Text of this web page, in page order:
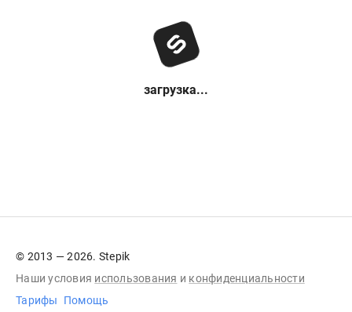
загрузка...
© 2013 — 2026. Stepik
Наши условия использования и конфиденциальности
Тарифы
Помощь